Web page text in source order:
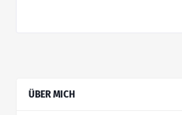
ÜBER MICH